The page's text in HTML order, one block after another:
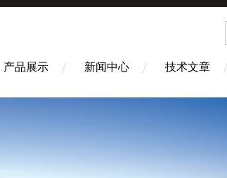
产品展示 新闻中心 技术文章